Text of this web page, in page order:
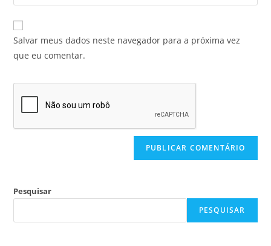
Salvar meus dados neste navegador para a próxima vez
que eu comentar.
Pesquisar
PESQUISAR